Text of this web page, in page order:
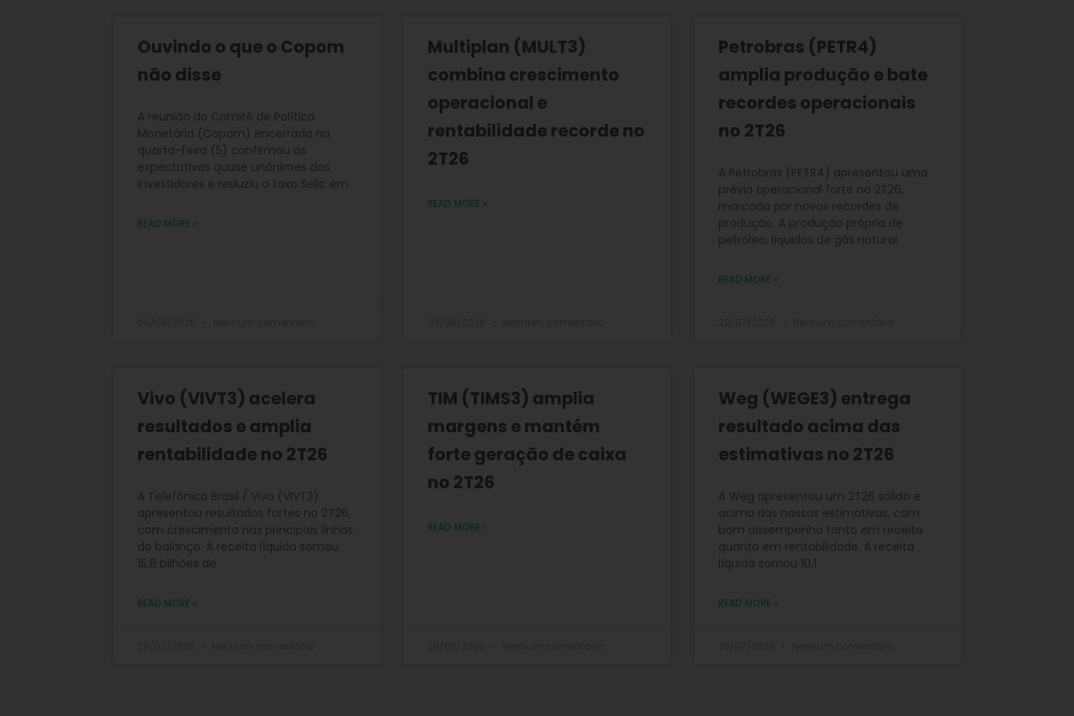
Ouvindo o que o Copom
não disse
A reunião do Comitê de Política
Monetária (Copom) encerrada na
quarta-feira (5) confirmou as
expectativas quase unânimes dos
investidores e reduziu a taxa Selic em
READ MORE »
Multiplan (MULT3)
combina crescimento
operacional e
rentabilidade recorde no
2T26
READ MORE »
Petrobras (PETR4)
amplia produção e bate
recordes operacionais
no 2T26
A Petrobras (PETR4) apresentou uma
prévia operacional forte no 2T26,
marcada por novos recordes de
produção. A produção própria de
petróleo, líquidos de gás natural
READ MORE »
Vivo (VIVT3) acelera
resultados e amplia
rentabilidade no 2T26
A Telefônica Brasil / Vivo (VIVT3)
apresentou resultados fortes no 2T26,
com crescimento nas principais linhas
do balanço. A receita líquida somou
15,8 bilhões de
READ MORE »
TIM (TIMS3) amplia
margens e mantém
forte geração de caixa
no 2T26
READ MORE »
Weg (WEGE3) entrega
resultado acima das
estimativas no 2T26
A Weg apresentou um 2T26 sólido e
acima das nossas estimativas, com
bom desempenho tanto em receita
quanto em rentabilidade. A receita
líquida somou 10,1
READ MORE »